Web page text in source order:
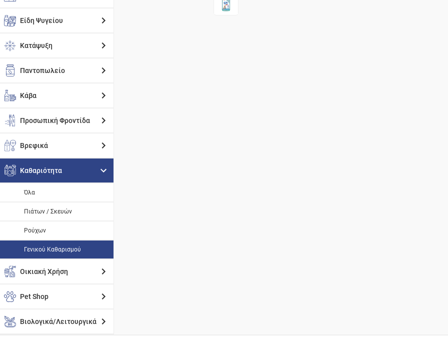
Είδη Ψυγείου
Κατάψυξη
Παντοπωλείο
Κάβα
Προσωπική Φροντίδα
Βρεφικά
Καθαριότητα
Όλα
Πιάτων / Σκευών
Ρούχων
Γενικού Καθαρισμού
Οικιακή Χρήση
Pet Shop
Βιολογικά/Λειτουργικά